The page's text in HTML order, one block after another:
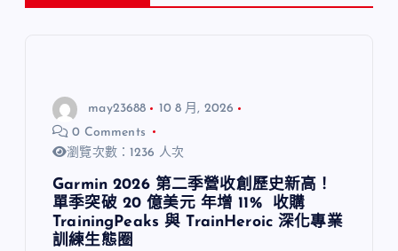
may23688
10 8 月, 2026
0 Comments
瀏覽次數：1236 人次
Garmin 2026 第二季營收創歷史新高！
單季突破 20 億美元 年增 11% 收購
TrainingPeaks 與 TrainHeroic 深化專業
訓練生態圈